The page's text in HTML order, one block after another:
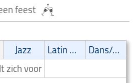
feest
Jazz Latin muziek
Dans/Amusementsmuziek
zich voor